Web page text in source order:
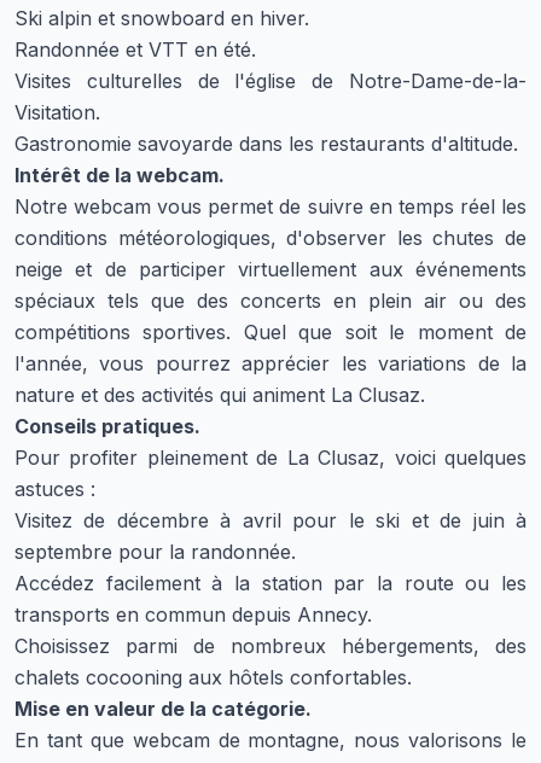
Ski alpin et snowboard en hiver.
Randonnée et VTT en été.
Visites culturelles de l'église de Notre-Dame-de-la-
Visitation.
Gastronomie savoyarde dans les restaurants d'altitude.
Intérêt de la webcam.
Notre webcam vous permet de suivre en temps réel les
conditions météorologiques, d'observer les chutes de
neige et de participer virtuellement aux événements
spéciaux tels que des concerts en plein air ou des
compétitions sportives. Quel que soit le moment de
l'année, vous pourrez apprécier les variations de la
nature et des activités qui animent La Clusaz.
Conseils pratiques.
Pour profiter pleinement de La Clusaz, voici quelques
astuces :
Visitez de décembre à avril pour le ski et de juin à
septembre pour la randonnée.
Accédez facilement à la station par la route ou les
transports en commun depuis Annecy.
Choisissez parmi de nombreux hébergements, des
chalets cocooning aux hôtels confortables.
Mise en valeur de la catégorie.
En tant que webcam de montagne, nous valorisons le